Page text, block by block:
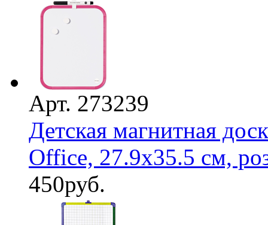
Арт. 273239
Детская магнитная
Office, 27.9х35.5 см,
450руб.